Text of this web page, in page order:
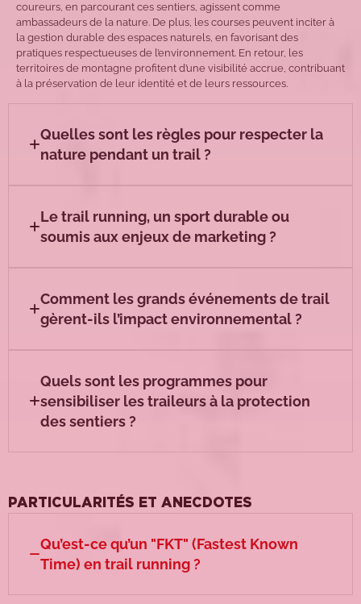
coureurs, en parcourant ces sentiers, agissent comme
ambassadeurs de la nature. De plus, les courses peuvent inciter à
la gestion durable des espaces naturels, en favorisant des
pratiques respectueuses de l’environnement. En retour, les
territoires de montagne profitent d’une visibilité accrue, contribuant
à la préservation de leur identité et de leurs ressources.
Quelles sont les règles pour respecter la
nature pendant un trail ?
Le trail running, un sport durable ou
soumis aux enjeux de marketing ?
Comment les grands événements de trail
gèrent-ils l’impact environnemental ?
Quels sont les programmes pour
sensibiliser les traileurs à la protection
des sentiers ?
PARTICULARITÉS ET ANECDOTES
Qu’est-ce qu’un "FKT" (Fastest Known
Time) en trail running ?